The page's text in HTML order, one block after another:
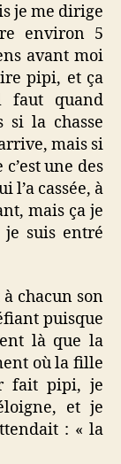
je me dirige
environ 5
avant moi
pipi, et ça
faut quand
si la chasse
mais si
une des
l’a cassée, à
mais ça je
suis entré
chacun son
puisque
là que la
où la fille
fait pipi, je
et je
: « la